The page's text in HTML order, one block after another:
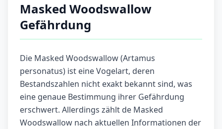
Masked Woodswallow
Gefährdung
Die Masked Woodswallow (Artamus
personatus) ist eine Vogelart, deren
Bestandszahlen nicht exakt bekannt sind, was
eine genaue Bestimmung ihrer Gefährdung
erschwert. Allerdings zählt de Masked
Woodswallow nach aktuellen Informationen der